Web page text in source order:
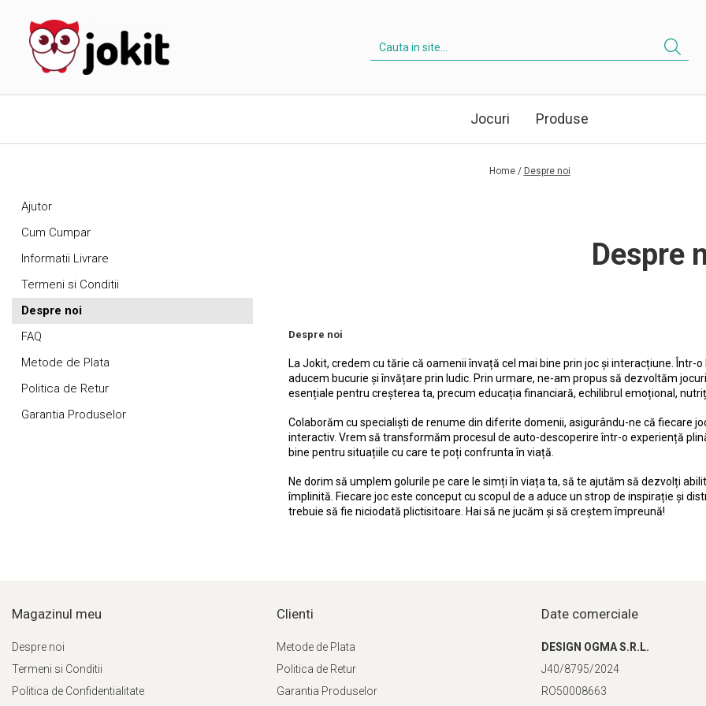
Jocuri Produse
Home / Despre noi
Despre
Despre noi
La Jokit, credem cu tărie că oamenii învață cel mai bine prin joc și interacțiune.
aducem bucurie și învățare prin ludic. Prin urmare, ne-am propus să dezvoltăm
esențiale pentru creșterea ta, precum educația financiară, echilibrul emoțional,
Colaborăm cu specialiști de renume din diferite domenii, asigurându-ne că fiecare
interactiv. Vrem să transformăm procesul de auto-descoperire într-o experiență
bine pentru situațiile cu care te poți confrunta în viață.
Ne dorim să umplem golurile pe care le simți în viața ta, să te ajutăm să dezvolți
împlinită. Fiecare joc este conceput cu scopul de a aduce un strop de inspirație și
trebuie să fie niciodată plictisitoare. Hai să ne jucăm și să creștem împreună!
Ajutor
Cum Cumpar
Informatii Livrare
Termeni si Conditii
Despre noi
FAQ
Metode de Plata
Politica de Retur
Garantia Produselor
Magazinul meu
Despre noi
Termeni si Conditii
Politica de Confidentialitate
Clienti
Metode de Plata
Politica de Retur
Garantia Produselor
Date comerciale
DESIGN OGMA S.R.L.
J40/8795/2024
RO50008663